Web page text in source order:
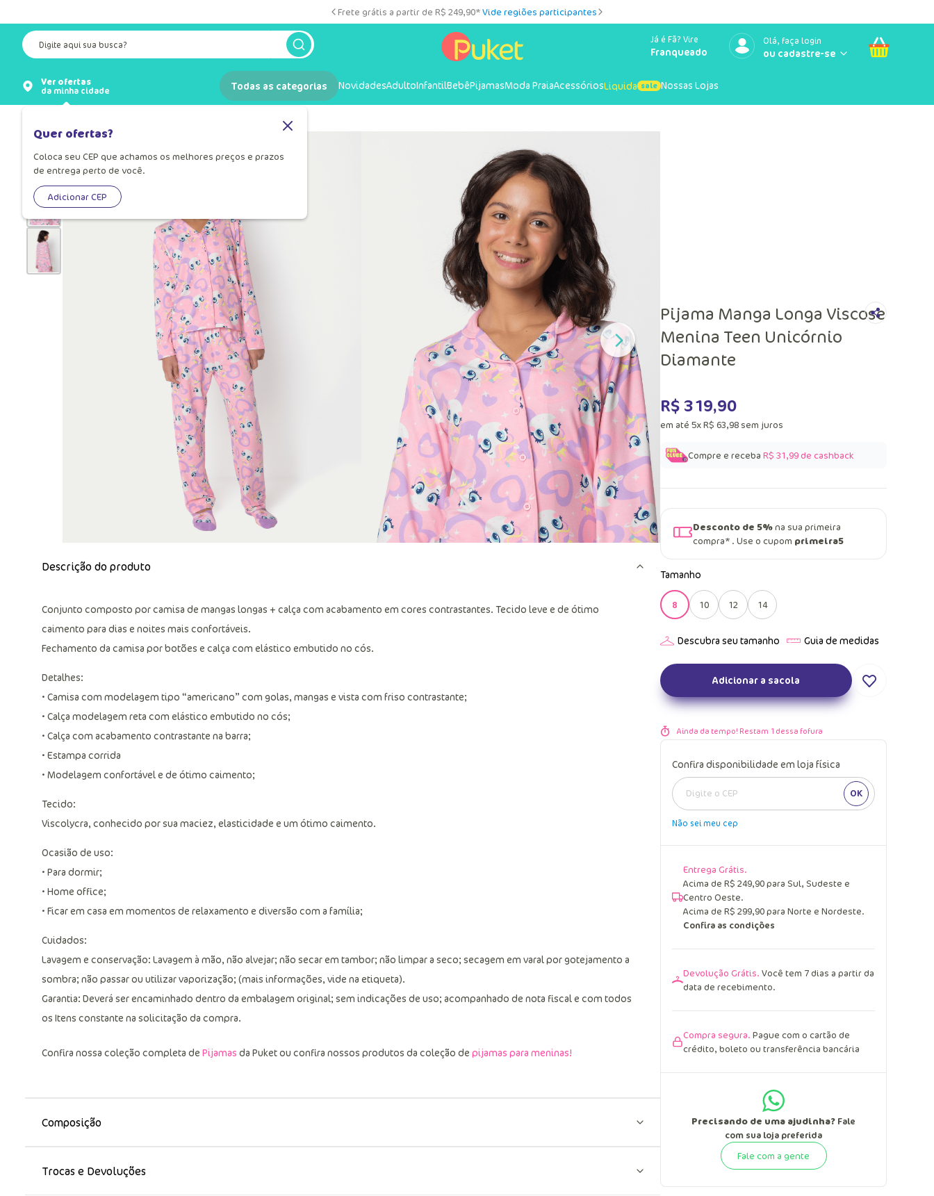
Frete grátis a partir de R$ 249,90*Vide regiões participantes
Digite aqui sua busca? Já é Fã? Vire
Franqueado
Olá, faça login
Ver ofertas
da minha cidade
Quer ofertas?
Coloca seu CEP que achamos os melhores preços e prazos
de entrega perto de você.
Adicionar CEP
Todas as categorias NovidadesAdultoInfantilBebêPijamasModa PraiaAcessóriosLiquida Nossas Lojas
Descrição do produto
Conjunto composto por camisa de mangas longas + calça com acabamento em cores contrastantes. Tecido leve e de ótimo
caimento para dias e noites mais confortáveis.
Fechamento da camisa por botões e calça com elástico embutido no cós.
Detalhes:
• Camisa com modelagem tipo “americano” com golas, mangas e vista com friso contrastante;
• Calça modelagem reta com elástico embutido no cós;
• Calça com acabamento contrastante na barra;
• Estampa corrida
• Modelagem confortável e de ótimo caimento;
Tecido:
Viscolycra, conhecido por sua maciez, elasticidade e um ótimo caimento.
Ocasião de uso:
• Para dormir;
• Home office;
• Ficar em casa em momentos de relaxamento e diversão com a família;
Cuidados:
Lavagem e conservação: Lavagem à mão, não alvejar; não secar em tambor; não limpar a seco; secagem em varal por gotejamento a
sombra; não passar ou utilizar vaporização; (mais informações, vide na etiqueta).
Garantia: Deverá ser encaminhado dentro da embalagem original; sem indicações de uso; acompanhado de nota fiscal e com todos
os Itens constante na solicitação da compra.
Confira nossa coleção completa de Pijamas da Puket ou confira nossos produtos da coleção de pijamas para meninas!
Composição
Trocas e Devoluções
Pijama Manga Longa Viscose
Menina Teen Unicórnio
Diamante
R$ 319,90
em até 5xR$ 63,98 sem juros
Compre e receba R$ 31,99de cashback
Desconto de 5%na sua primeira
compra* . Use o cupom primeira5
Tamanho
8 10 12 14
Adicionar a sacola
Ainda da tempo! Restam 1 dessa fofura
Confira disponibilidade em loja física
OK
Não sei meu cep
Entrega Grátis.
Acima de R$ 249,90 para Sul, Sudeste e
Centro Oeste.
Acima de R$ 299,90 para Norte e Nordeste.
Confira as condições
Devolução Grátis. Você tem 7 dias a partir da
data de recebimento.
Compra segura. Pague com o cartão de
crédito, boleto ou transferência bancária
Precisando de uma ajudinha? Fale
com sua loja preferida
Fale com a gente